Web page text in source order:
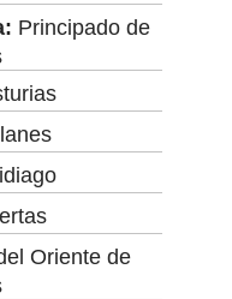
Principado de
Oriente de